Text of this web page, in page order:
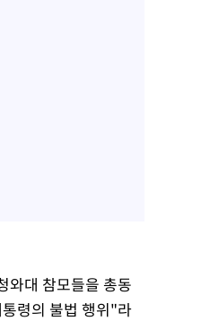
와대 참모들을 총동
령의 불법 행위"라